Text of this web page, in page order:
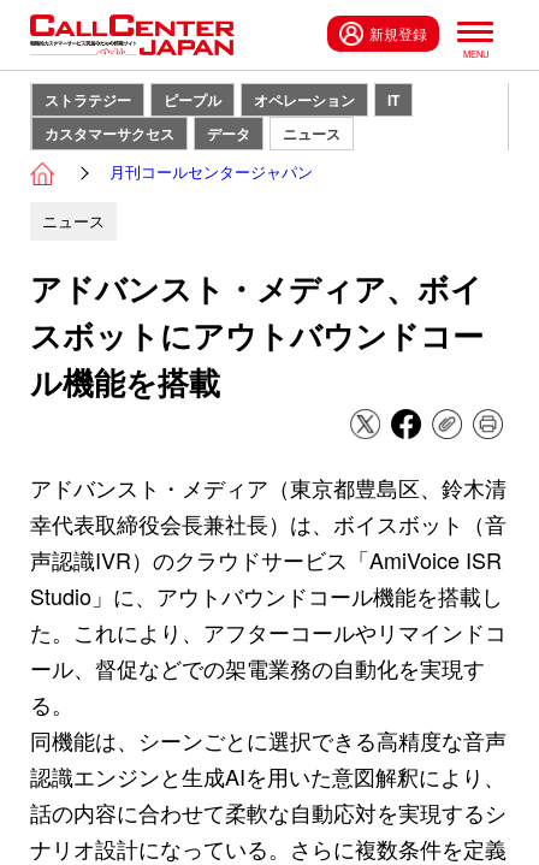
新規登録
ストラテジー ピープル オペレーション
IT
カスタマーサクセス
データ ニュース
月刊コールセンタージャパン
ニュース
アドバンスト・メディア、ボイ
スボットにアウトバウンドコー
ル機能を搭載
アドバンスト・メディア（東京都豊島区、鈴木清
幸代表取締役会長兼社長）は、ボイスボット（音
声認識IVR）のクラウドサービス「AmiVoice ISR
Studio」に、アウトバウンドコール機能を搭載し
た。これにより、アフターコールやリマインドコ
ール、督促などでの架電業務の自動化を実現す
る。
同機能は、シーンごとに選択できる高精度な音声
認識エンジンと生成AIを用いた意図解釈により、
話の内容に合わせて柔軟な自動応対を実現するシ
ナリオ設計になっている。さらに複数条件を定義